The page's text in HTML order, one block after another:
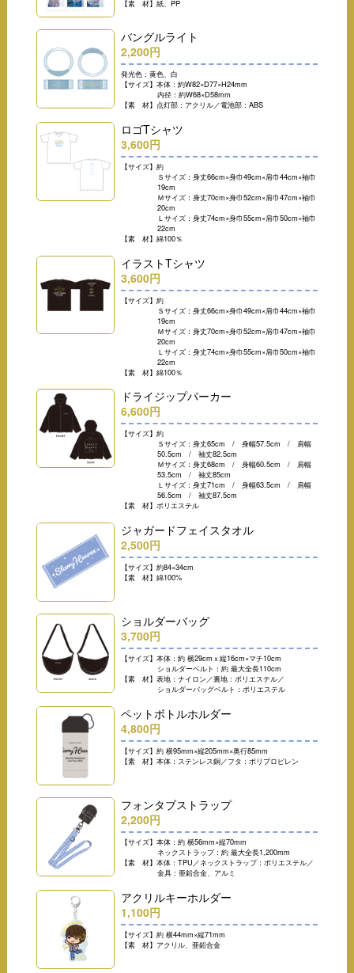
【素 材】紙、PP
バングルライト
2,200円
発光色：黄色、白
【サイズ】本体：約W82×D77×H24mm
内径：約W68×D58mm
【素 材】点灯部：アクリル／電池部：ABS
ロゴTシャツ
3,600円
【サイズ】約
Ｓサイズ：身丈66cm×身巾49cm×肩巾44cm×袖巾
19cm
Ｍサイズ：身丈70cm×身巾52cm×肩巾47cm×袖巾
20cm
Ｌサイズ：身丈74cm×身巾55cm×肩巾50cm×袖巾
22cm
【素 材】綿100％
イラストTシャツ
3,600円
【サイズ】約
Ｓサイズ：身丈66cm×身巾49cm×肩巾44cm×袖巾
19cm
Ｍサイズ：身丈70cm×身巾52cm×肩巾47cm×袖巾
20cm
Ｌサイズ：身丈74cm×身巾55cm×肩巾50cm×袖巾
22cm
【素 材】綿100％
ドライジップパーカー
6,600円
【サイズ】約
Ｓサイズ：身丈65cm / 身幅57.5cm / 肩幅
50.5cm / 袖丈82.5cm
Ｍサイズ：身丈68cm / 身幅60.5cm / 肩幅
53.5cm / 袖丈85cm
Ｌサイズ：身丈71cm / 身幅63.5cm / 肩幅
56.5cm / 袖丈87.5cm
【素 材】ポリエステル
ジャガードフェイスタオル
2,500円
【サイズ】約84×34cm
【素 材】綿100%
ショルダーバッグ
3,700円
【サイズ】本体：約 横29cmｘ縦16cm×マチ10cm
ショルダーベルト：約 最大全長110cm
【素 材】表地：ナイロン／裏地：ポリエステル／
ショルダーバッグベルト：ポリエステル
ペットボトルホルダー
4,800円
【サイズ】約 横95mm×縦205mm×奥行85mm
【素 材】本体：ステンレス銅／フタ：ポリプロピレン
フォンタブストラップ
2,200円
【サイズ】本体：約 横56mm×縦70mm
ネックストラップ：約 最大全長1,200mm
【素 材】本体：TPU／ネックストラップ：ポリエステル／
金具：亜鉛合金、アルミ
アクリルキーホルダー
1,100円
【サイズ】約 横44mm×縦71mm
【素 材】アクリル、亜鉛合金